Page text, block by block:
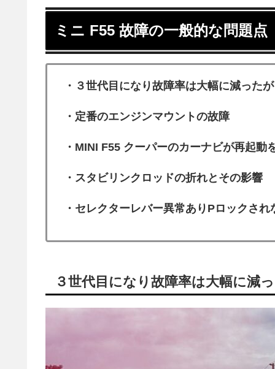
ミニ F55 故障の一般的な問題点
・３世代目になり故障率は大幅に減ったが
・定番のエンジンマウントの故障
・MINI F55 クーパーのカーナビが再起動
・スタビリンクロッドの折れとその影響
・セレクターレバー異常ありPロックされ
３世代目になり故障率は大幅に減